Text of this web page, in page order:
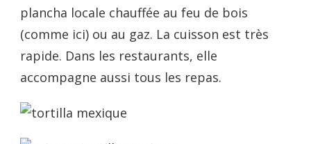
plancha locale chauffée au feu de bois
(comme ici) ou au gaz. La cuisson est très
rapide. Dans les restaurants, elle
accompagne aussi tous les repas.